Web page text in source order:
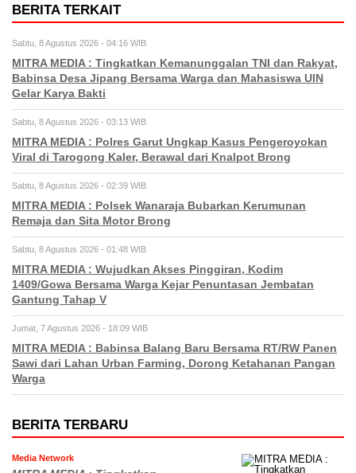
BERITA TERKAIT
Sabtu, 8 Agustus 2026 - 04:16 WIB
MITRA MEDIA : Tingkatkan Kemanunggalan TNI dan Rakyat,
Babinsa Desa Jipang Bersama Warga dan Mahasiswa UIN
Gelar Karya Bakti
Sabtu, 8 Agustus 2026 - 03:13 WIB
MITRA MEDIA : Polres Garut Ungkap Kasus Pengeroyokan
Viral di Tarogong Kaler, Berawal dari Knalpot Brong
Sabtu, 8 Agustus 2026 - 02:39 WIB
MITRA MEDIA : Polsek Wanaraja Bubarkan Kerumunan
Remaja dan Sita Motor Brong
Sabtu, 8 Agustus 2026 - 01:48 WIB
MITRA MEDIA : Wujudkan Akses Pinggiran, Kodim
1409/Gowa Bersama Warga Kejar Penuntasan Jembatan
Gantung Tahap V
Jumat, 7 Agustus 2026 - 18:09 WIB
MITRA MEDIA : Babinsa Balang Baru Bersama RT/RW Panen
Sawi dari Lahan Urban Farming, Dorong Ketahanan Pangan
Warga
BERITA TERBARU
Media Network